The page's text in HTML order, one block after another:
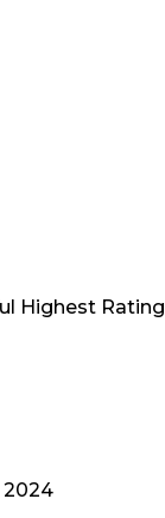
Highest Rating
2024